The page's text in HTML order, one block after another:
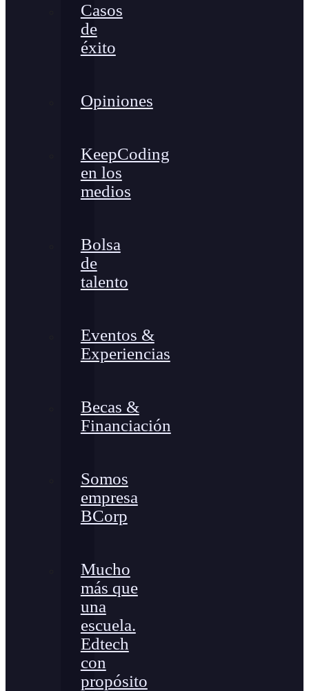
Casos
de
éxito
Opiniones
KeepCoding
en los
medios
Bolsa
de
talento
Eventos &
Experiencias
Becas &
Financiación
Somos
empresa
BCorp
Mucho
más que
una
escuela.
Edtech
con
propósito